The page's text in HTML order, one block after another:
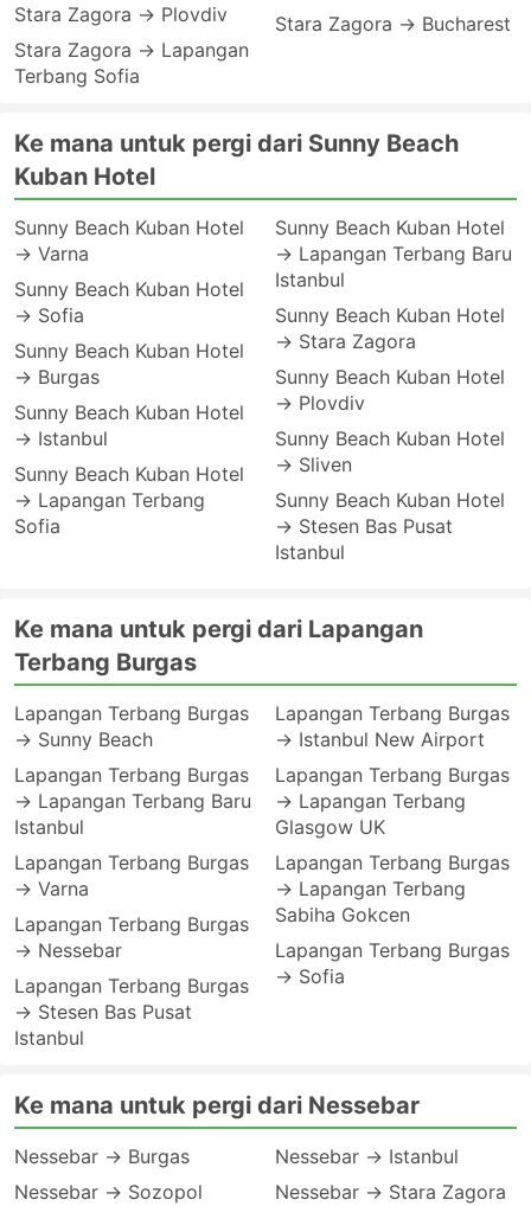
Stara Zagora → Plovdiv
Stara Zagora → Lapangan
Terbang Sofia
Stara Zagora → Bucharest
Ke mana untuk pergi dari Sunny Beach
Kuban Hotel
Sunny Beach Kuban Hotel
→ Varna
Sunny Beach Kuban Hotel
→ Sofia
Sunny Beach Kuban Hotel
→ Burgas
Sunny Beach Kuban Hotel
→ Istanbul
Sunny Beach Kuban Hotel
→ Lapangan Terbang
Sofia
Sunny Beach Kuban Hotel
→ Lapangan Terbang Baru
Istanbul
Sunny Beach Kuban Hotel
→ Stara Zagora
Sunny Beach Kuban Hotel
→ Plovdiv
Sunny Beach Kuban Hotel
→ Sliven
Sunny Beach Kuban Hotel
→ Stesen Bas Pusat
Istanbul
Ke mana untuk pergi dari Lapangan
Terbang Burgas
Lapangan Terbang Burgas
→ Sunny Beach
Lapangan Terbang Burgas
→ Lapangan Terbang Baru
Istanbul
Lapangan Terbang Burgas
→ Varna
Lapangan Terbang Burgas
→ Nessebar
Lapangan Terbang Burgas
→ Stesen Bas Pusat
Istanbul
Lapangan Terbang Burgas
→ Istanbul New Airport
Lapangan Terbang Burgas
→ Lapangan Terbang
Glasgow UK
Lapangan Terbang Burgas
→ Lapangan Terbang
Sabiha Gokcen
Lapangan Terbang Burgas
→ Sofia
Ke mana untuk pergi dari Nessebar
Nessebar → Burgas
Nessebar → Sozopol
Nessebar → Istanbul
Nessebar → Stara Zagora